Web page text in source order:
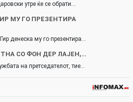
утре ќе се обрати…
МУ ГО ПРЕЗЕНТИРА
денеска му го презентира…
СО ФОН ДЕР ЛАЈЕН,…
на претседателот, тие…